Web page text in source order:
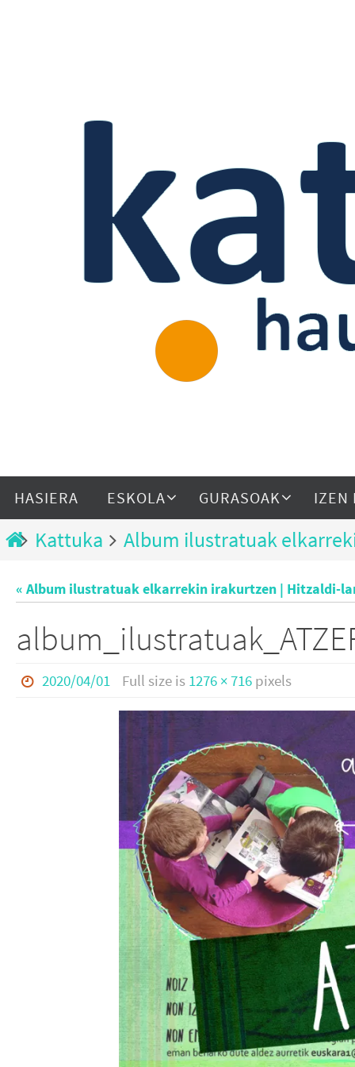
HASIERA ESKOLA GURASOAK IZEN
Kattuka Album ilustratuak
« Album ilustratuak elkarrekin irakurtzen | Hitzaldi-
2020/04/01 Full size is 1276 × 716pixels